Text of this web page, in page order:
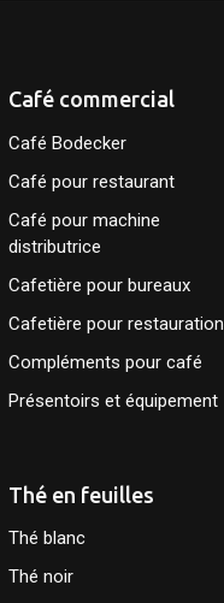
Café commercial
Café Bodecker
Café pour restaurant
Café pour machine
distributrice
Cafetière pour bureaux
Cafetière pour restauration
Compléments pour café
Présentoirs et équipement
Thé en feuilles
Thé blanc
Thé noir